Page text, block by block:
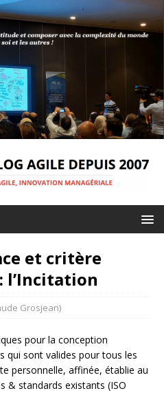
et critère
l’Incitation
Grosjean)
pour la conception
qui sont valides pour tous les
personnelle, affinée, établie au
& standards existants (ISO